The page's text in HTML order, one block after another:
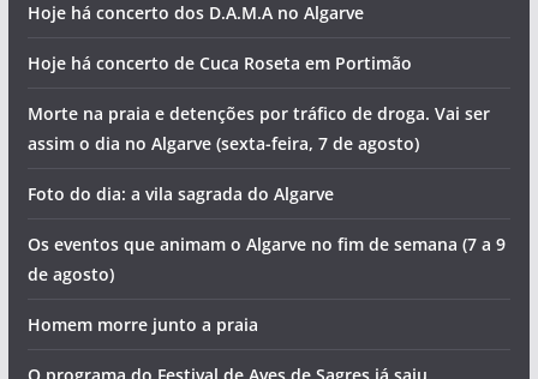
Hoje há concerto dos D.A.M.A no Algarve
Hoje há concerto de Cuca Roseta em Portimão
Morte na praia e detenções por tráfico de droga. Vai ser
assim o dia no Algarve (sexta-feira, 7 de agosto)
Foto do dia: a vila sagrada do Algarve
Os eventos que animam o Algarve no fim de semana (7 a 9
de agosto)
Homem morre junto a praia